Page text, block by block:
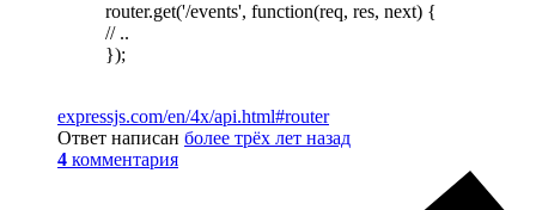
router.get('/events', function(req, res, next) {
// ..
});
expressjs.com/en/4x/api.html#router
Ответ написан более трёх лет назад
4 комментария